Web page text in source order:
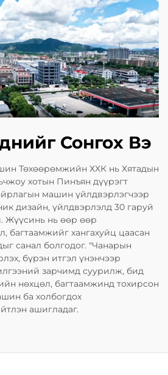
Сонгох Вэ
Төхөөрөмжийн ХХК нь Хятадын
хотын Пинъян дүүрэгт
машин үйлдвэрлэгчээр
дизайн, үйлдвэрлэлд 30 гаруй
Жүүсинь нь өөр өөр
багтаамжийг хангахуйц цаасан
санал болгодог. "Чанарын
бүрэн итгэл үнэнчээр
зарчимд суурилж, бид
нөхцөл, багтаамжинд тохирсон
ба холбогдох
ашигладаг.